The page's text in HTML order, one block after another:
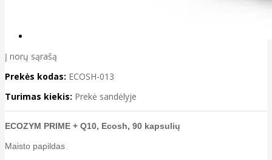
Į norų sąrašą
Prekės kodas: ECOSH-013
Turimas kiekis: Prekė sandėlyje
ECOZYM PRIME + Q10, Ecosh, 90 kapsulių
Maisto papildas